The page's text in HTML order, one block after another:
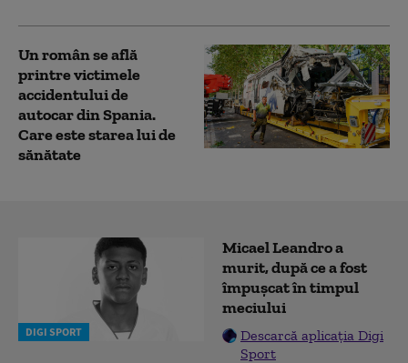
Un român se află
printre victimele
accidentului de
autocar din Spania.
Care este starea lui de
sănătate
DIGI SPORT
Micael Leandro a
murit, după ce a fost
împușcat în timpul
meciului
Descarcă aplicația Digi
Sport